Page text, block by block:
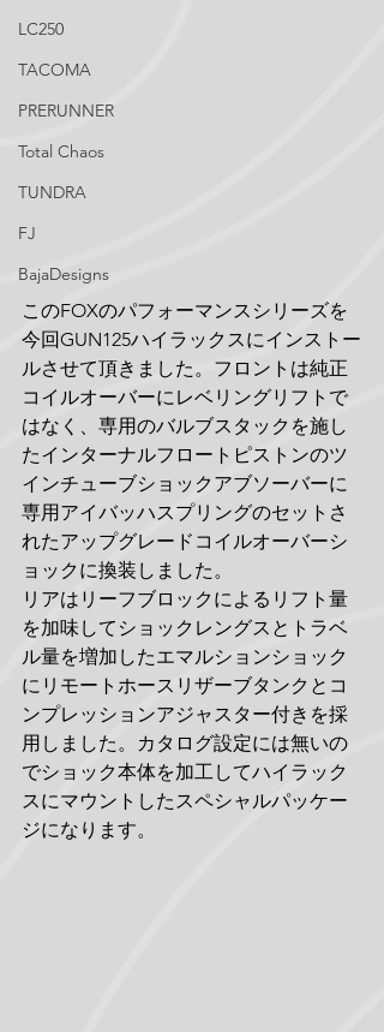
LC250
TACOMA
PRERUNNER
Total Chaos
TUNDRA
FJ
BajaDesigns
このFOXのパフォーマンスシリーズを
今回GUN125ハイラックスにインストー
ルさせて頂きました。フロントは純正
コイルオーバーにレベリングリフトで
はなく、専用のバルブスタックを施し
たインターナルフロートピストンのツ
インチューブショックアブソーバーに
専用アイバッハスプリングのセットさ
れたアップグレードコイルオーバーシ
ョックに換装しました。
リアはリーフブロックによるリフト量
を加味してショックレングスとトラベ
ル量を増加したエマルションショック
にリモートホースリザーブタンクとコ
ンプレッションアジャスター付きを採
用しました。カタログ設定には無いの
でショック本体を加工してハイラック
スにマウントしたスペシャルパッケー
ジになります。